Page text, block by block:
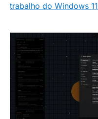
trabalho do Windows 11